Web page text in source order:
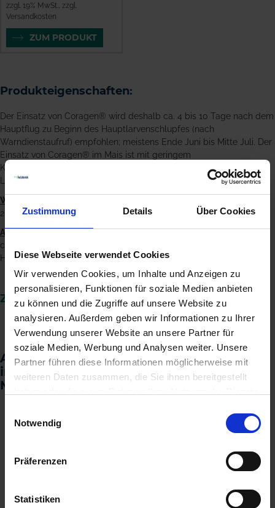
Zustimmung Details Über Cookies
Diese Webseite verwendet Cookies
Wir verwenden Cookies, um Inhalte und Anzeigen zu
personalisieren, Funktionen für soziale Medien anbieten
zu können und die Zugriffe auf unsere Website zu
analysieren. Außerdem geben wir Informationen zu Ihrer
Verwendung unserer Website an unsere Partner für
soziale Medien, Werbung und Analysen weiter. Unsere
Partner führen diese Informationen möglicherweise mit
weiteren Daten zusammen, die Sie ihnen bereitgestellt
Notwendig
Präferenzen
Statistiken
zzgl. 19% MwSt.
zzgl.
Versandkosten
ZUM PRODUKT
Produkteigenschaften:
Der Einsatz von Coragen® wird deshalb ca. 4 bis 10 Tage nach dem
Hauptflug zu Beginn des Hauptlarvenschlupfes (nach
Warndienstaufruf) empfohlen; meistens Ende Juni bis Mitte Juli. Der
Einsatz von Coragen® im Mais ist mit geringem
Koordinationsaufwand bezüglich der Zusammenarbeit zwischen
Landwirt, Handel, Maschinenringen und Lohnunternehmer möglich.
Wirkstoff:
200 g/l Chlorantraniliprole
Anwendungszeitpunkt:
ca. 4 bis 10 Tage nach dem Hauptflug zu Beginn des
Hauptlarvenschlupfes
ZUM PRODUKT
Arc™ farm intelligence – Jederzeit
informiert mit dem Maiszünsler-
Monitoring im Hosentaschenformat